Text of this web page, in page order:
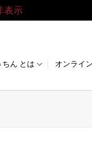
表示
ん とは オンライ